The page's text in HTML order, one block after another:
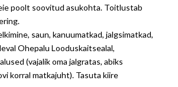
poolt soovitud asukohta. Toitlustab
saun, kanuumatkad, jalgsimatkad,
Ohepalu Looduskaitsealal,
(vajalik oma jalgratas, abiks
korral matkajuht). Tasuta kiire